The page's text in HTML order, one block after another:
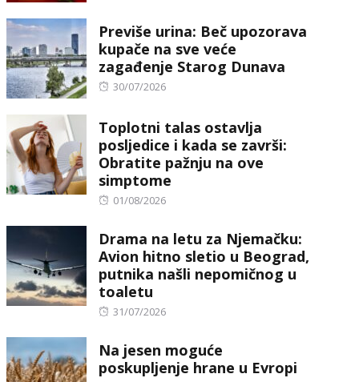
Previše urina: Beč upozorava
kupače na sve veće
zagađenje Starog Dunava
Posted
30/07/2026
Toplotni talas ostavlja
posljedice i kada se završi:
Obratite pažnju na ove
simptome
Posted
01/08/2026
Drama na letu za Njemačku:
Avion hitno sletio u Beograd,
putnika našli nepomičnog u
toaletu
Posted
31/07/2026
Na jesen moguće
poskupljenje hrane u Evropi